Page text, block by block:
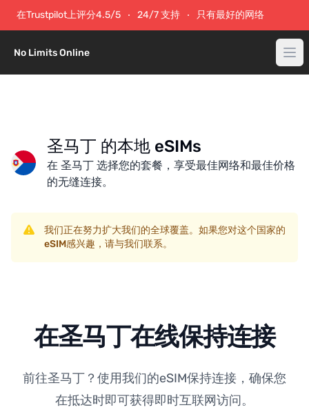
在Trustpilot上评分4.5/5 24/7 支持 只有最好的网络
No Limits Online
圣马丁 的本地 eSIMs
在 圣马丁 选择您的套餐，享受最佳网络和最佳价格
的无缝连接。
我们正在努力扩大我们的全球覆盖。如果您对这个国家的
eSIM感兴趣，请与我们联系。
在圣马丁在线保持连接
前往圣马丁？使用我们的eSIM保持连接，确保您
在抵达时即可获得即时互联网访问。